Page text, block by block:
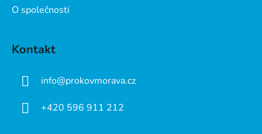
O společnosti
Kontakt
info@prokovmorava.cz
+420 596 911 212